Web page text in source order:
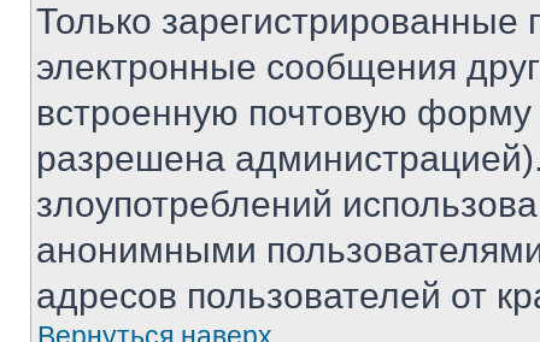
Только зарегистрированные
электронные сообщения
встроенную почтовую
разрешена
злоупотреблений
анонимными
адресов пользователей от